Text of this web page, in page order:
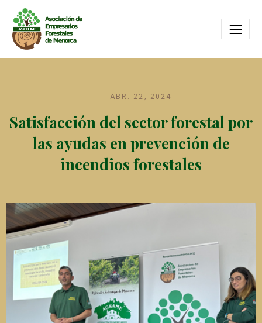
ABR. 22, 2024
Satisfacción del sector forestal por
las ayudas en prevención de
incendios forestales